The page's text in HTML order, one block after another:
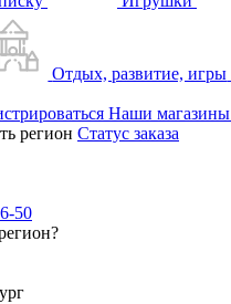
Отдых, развитие, игры
Наши магазины
регион Статус заказа
50